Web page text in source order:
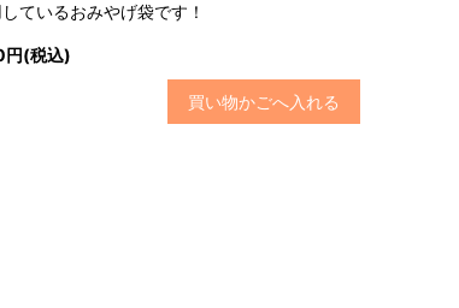
しているおみやげ袋です！
円(税込)
買い物かごへ入れる